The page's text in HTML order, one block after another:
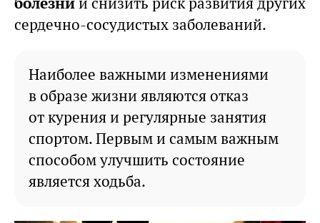
сердечно-сосудистых заболеваний.
Наиболее важными изменениями
в образе жизни являются отказ
от курения и регулярные занятия
спортом. Первым и самым важным
способом улучшить состояние
является ходьба.